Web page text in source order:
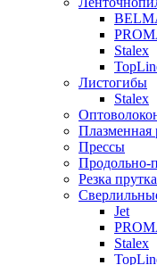
Stalex
Листогибы
Stalex
Плазменная
Прессы
Продольно-
Резка
Jet
Stalex